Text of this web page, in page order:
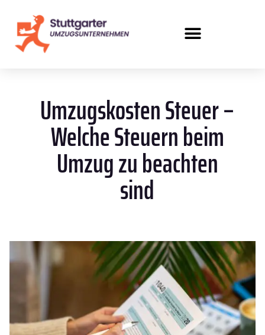
Umzugskosten Steuer –
Welche Steuern beim
Umzug zu beachten
sind